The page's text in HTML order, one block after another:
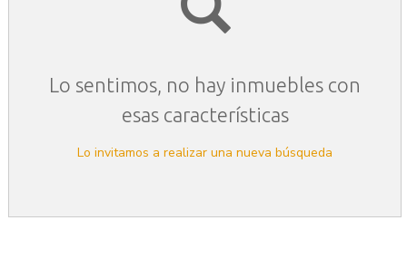
Lo sentimos, no hay inmuebles con
esas características
Lo invitamos a realizar una nueva búsqueda